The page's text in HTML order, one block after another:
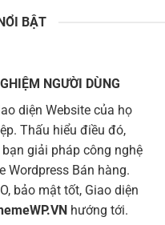
BẬT
NGƯỜI DÙNG
diện Website của họ
Thấu hiểu điều đó,
giải pháp công nghệ
Wordpress Bán hàng.
bảo mật tốt, Giao diện
hướng tới.